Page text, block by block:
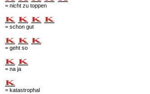
= nicht zu toppen
= schon gut
= geht so
= na ja
= katastrophal